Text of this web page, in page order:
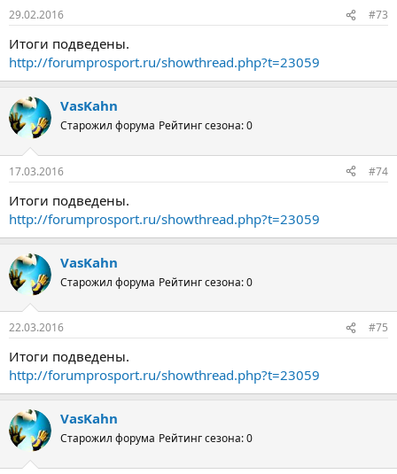
29.02.2016 #73
Итоги подведены.
http://forumprosport.ru/showthread.php?t=23059
VasKahn
Старожил форума Рейтинг сезона: 0
17.03.2016 #74
Итоги подведены.
http://forumprosport.ru/showthread.php?t=23059
VasKahn
Старожил форума Рейтинг сезона: 0
22.03.2016 #75
Итоги подведены.
http://forumprosport.ru/showthread.php?t=23059
VasKahn
Старожил форума Рейтинг сезона: 0